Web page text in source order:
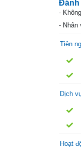
Đánh
-
- Nhân
Tiện
Dịch
Hoạt